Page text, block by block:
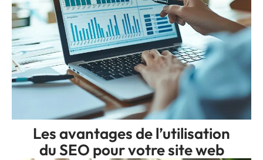
Les avantages de l’utilisation
du SEO pour votre site web